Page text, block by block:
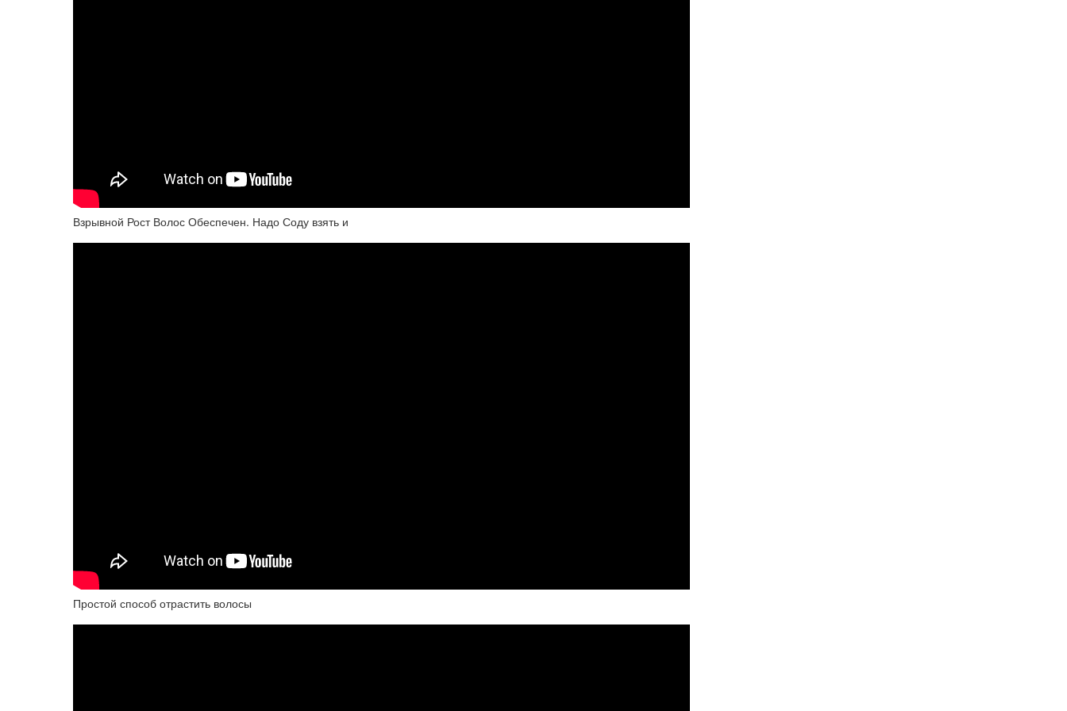
Взрывной Рост Волос Обеспечен. Надо Соду взять и
Простой способ отрастить волосы